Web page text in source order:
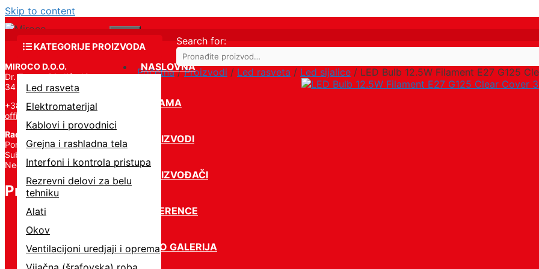
Skip to content
NASLOVNA
O NAMA
PROIZVODI
PROIZVOĐAČI
REFERENCE
FOTO GALERIJA
KATEGORIJE PROIZVODA Search for:
Led rasveta
Elektromaterijal
Kablovi i provodnici
Grejna i rashladna tela
Interfoni i kontrola pristupa
Rezrevni delovi za belu
tehniku
Alati
Okov
Ventilacijoni uredjaji i oprema
Početna/Proizvodi / Led rasveta / Led sijalice / LED Bulb 12.5W Filament E27 G125
MIROCO D.O.O.
Dr. Zorana Đinđića 19,
34 000 Kragujevac
+381 34 331 824
office@miroco.rs
Radno vreme
Pon – Petak | 8:00 – 20:00,
Subota | 8:00 – 15:00,
Nedelja – Ne radimo
Proizvodi